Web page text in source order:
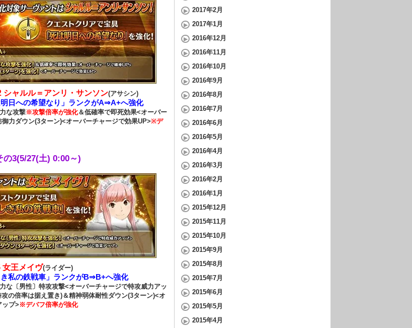
ャルル＝アンリ・サンソン(アサシン)
日への希望なり」ランクがA⇒A+へ強化
な攻撃※攻撃倍率が強化＆低確率で即死効果<オーバー
力ダウン(3ターン)<オーバーチャージで効果UP>※デ
3(5/27(土) 0:00～)
王メイヴ(ライダー)
私の鉄戦車」ランクがB⇒B+へ強化
な〔男性〕特攻攻撃<オーバーチャージで特攻威力アッ
攻の倍率は据え置き)＆精神弱体耐性ダウン(3ターン)<オ
ップ> ※デバフ倍率が強化
2017年2月
2017年1月
2016年12月
2016年11月
2016年10月
2016年9月
2016年8月
2016年7月
2016年6月
2016年5月
2016年4月
2016年3月
2016年2月
2016年1月
2015年12月
2015年11月
2015年10月
2015年9月
2015年8月
2015年7月
2015年6月
2015年5月
2015年4月